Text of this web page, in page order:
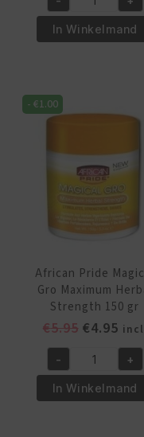
was:
€6.95.
is:
African
Pride
Shea
Twist
and
Smoothie
340
In Winkelmand
-€1.00
African Pride
Gro Maximum
Strength 150 gr
€5.95
was:
€5.95.
€4.95
prijs
is:
African
Pride
Magical
- +
In Winkelmand